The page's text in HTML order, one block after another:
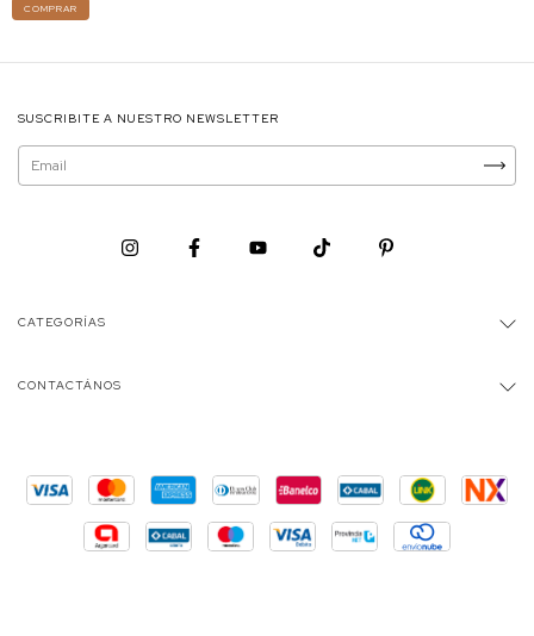
COMPRAR
SUSCRIBITE A NUESTRO NEWSLETTER
CATEGORÍAS
CONTACTÁNOS